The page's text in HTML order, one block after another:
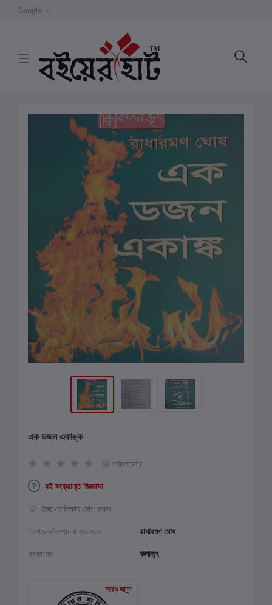
Bangla
এক ডজন একাঙ্ক
(0 পর্যালোচনা)
বই সংক্রান্ত জিজ্ঞাসা
ইচ্ছা-তালিকায় যোগ করুন
লিখেছেন/সম্পাদনা করেছেন
রাধারমণ ঘোষ
প্রকাশক
কলাভৃৎ
আরও জানুন